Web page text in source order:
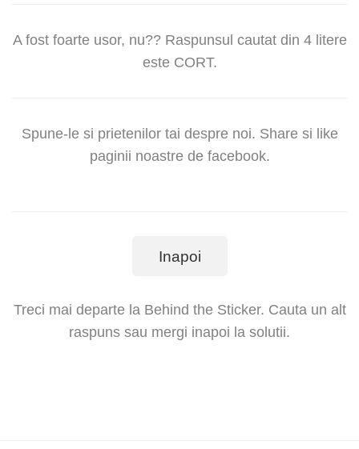
A fost foarte usor, nu?? Raspunsul cautat din 4 litere
este CORT.
Spune-le si prietenilor tai despre noi. Share si like
paginii noastre de facebook.
Inapoi
Treci mai departe la Behind the Sticker. Cauta un alt
raspuns sau mergi inapoi la solutii.